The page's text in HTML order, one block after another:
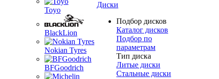
Toyo
BlackLion
Nokian Tyres
BFGoodrich
Диски
Подбор дисков
Каталог дисков
Подбор по
параметрам
Тип диска
Литые диски
Стальные диски